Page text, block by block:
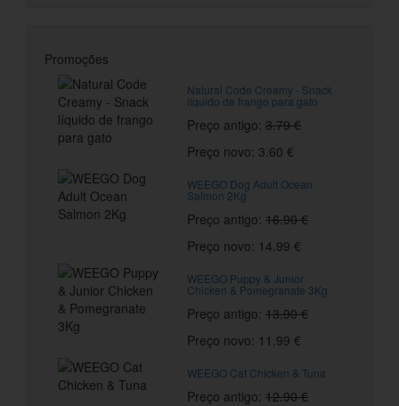
Promoções
Natural Code Creamy - Snack
líquido de frango para gato
Preço antigo: 3.79 €
Preço novo: 3.60 €
WEEGO Dog Adult Ocean
Salmon 2Kg
Preço antigo: 16.90 €
Preço novo: 14.99 €
WEEGO Puppy & Junior
Chicken & Pomegranate 3Kg
Preço antigo: 13.90 €
Preço novo: 11.99 €
WEEGO Cat Chicken & Tuna
Preço antigo: 12.90 €